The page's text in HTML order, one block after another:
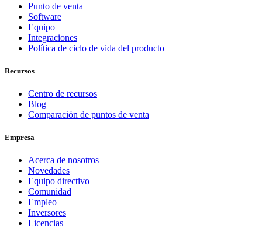
Punto de venta
Software
Equipo
Integraciones
Política de ciclo de vida del producto
Recursos
Centro de recursos
Blog
Comparación de puntos de venta
Empresa
Acerca de nosotros
Novedades
Equipo directivo
Comunidad
Empleo
Inversores
Licencias